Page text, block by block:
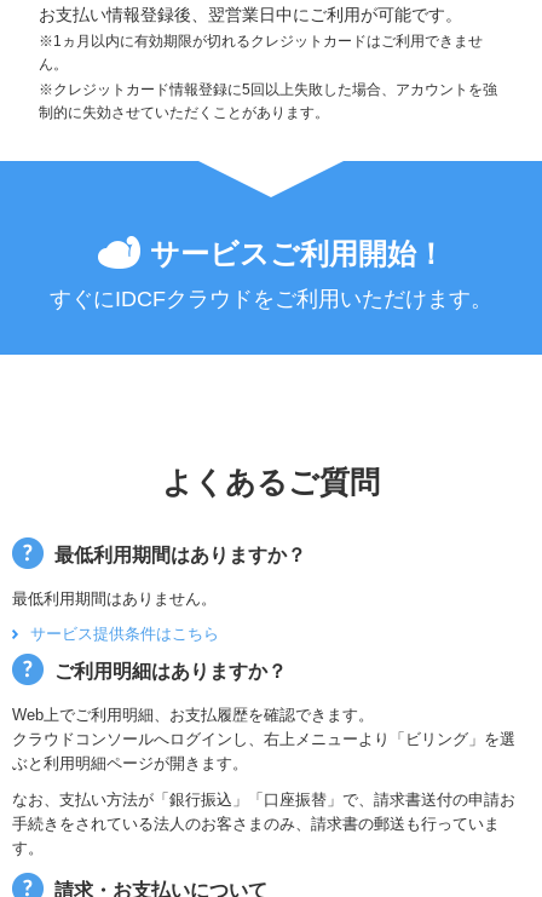
お支払い情報登録後、翌営業日中にご利用が可能です。
※1ヵ月以内に有効期限が切れるクレジットカードはご利用できませ
ん。
※クレジットカード情報登録に5回以上失敗した場合、アカウントを強
制的に失効させていただくことがあります。
サービスご利用開始！
すぐにIDCFクラウドを ご利用いただけます。
よくあるご質問
最低利用期間はありますか？
最低利用期間はありません。
サービス提供条件はこちら
ご利用明細はありますか？
Web上でご利用明細、お支払履歴を確認できます。
クラウドコンソールへログインし、右上メニューより「ビリング」を選
ぶと利用明細ページが開きます。
なお、支払い方法が「銀行振込」「口座振替」で、請求書送付の申請お
手続きをされている法人のお客さまのみ、請求書の郵送も行っていま
す。
請求・お支払いについて